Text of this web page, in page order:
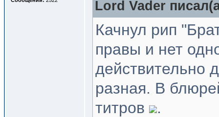
Lord Vader
Качнул рип
правы и нет
действительно
разная. В
титров
.